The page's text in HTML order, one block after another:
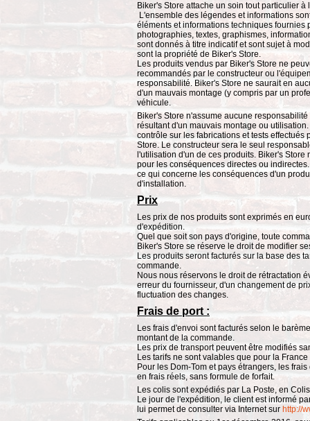
Biker's Store attache un soin tout particulier
L'ensemble des légendes et informations
éléments et informations techniques fournies
photographies, textes, graphismes,
sont donnés à titre indicatif et sont sujet à
sont la propriété de Biker's Store.
Les produits vendus par Biker's Store ne
recommandés par le constructeur ou
responsabilité. Biker's Store ne saurait en
d'un mauvais montage (y compris par un
véhicule.
Biker's Store n'assume aucune
résultant d'un mauvais montage ou
contrôle sur les fabrications et tests
Store. Le constructeur sera le seul
l'utilisation d'un de ces produits. Biker's
pour les conséquences directes ou
ce qui concerne les conséquences d'un
d'installation.
Prix
Les prix de nos produits sont exprimés en
d'expédition.
Quel que soit son pays d'origine, toute
Biker's Store se réserve le droit de modifier
Les produits seront facturés sur la base des
commande.
Nous nous réservons le droit de rétractation
erreur du fournisseur, d'un changement de
fluctuation des changes.
Frais de port :
Les frais d'envoi sont facturés selon le
montant de la commande.
Les prix de transport peuvent être modifiés
Les tarifs ne sont valables que pour la
Pour les Dom-Tom et pays étrangers, les
en frais réels, sans formule de forfait.
Les colis sont expédiés par La Poste, en
Le jour de l'expédition, le client est informé
lui permet de consulter via Internet sur http://